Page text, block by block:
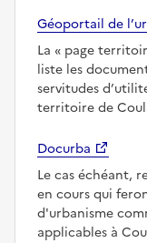
Géoportail de
La
page
liste les
servitudes
territoire de
Docurba
Le cas échéant,
en cours qui
d'urbanisme
applicables à